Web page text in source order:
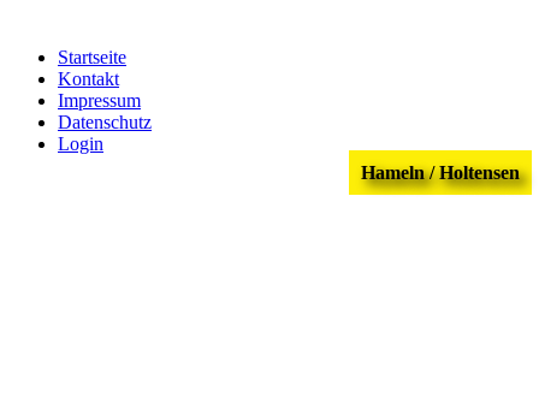
Hameln / Holtensen
Startseite
Kontakt
Impressum
Datenschutz
Login